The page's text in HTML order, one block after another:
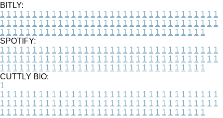
BITLY:
1 1 1 1 1 1 1 1 1 1 1 1 1 1 1 1 1 1 1 1 1 1 1 1 1 1 1 1 1 1 1 1 1 1
1 1 1 1 1 1 1 1 1 1 1 1 1 1 1 1 1 1 1 1 1 1 1 1 1 1 1 1 1 1 1 1 1 1
1 1 1 1 1 1 1 1 1 1 1 1 1 1 1 1 1 1 1 1 1 1 1 1 1 1 1 1 1 1 1 1
SPOTIFY:
1 1 1 1 1 1 1 1 1 1 1 1 1 1 1 1 1 1 1 1 1 1 1 1 1 1 1 1 1 1 1 1 1 1
1 1 1 1 1 1 1 1 1 1 1 1 1 1 1 1 1 1 1 1 1 1 1 1 1 1 1 1 1 1 1 1 1 1
1 1 1 1 1 1 1 1 1 1 1 1 1 1 1 1 1 1 1 1 1 1 1 1 1 1 1 1 1 1 1 1
CUTTLY BIO:
1
1 1 1 1 1 1 1 1 1 1 1 1 1 1 1 1 1 1 1 1 1 1 1 1 1 1 1 1 1 1 1 1 1 1
1 1 1 1 1 1 1 1 1 1 1 1 1 1 1 1 1 1 1 1 1 1 1 1 1 1 1 1 1 1 1 1 1 1
1 1 1 1 1 1 1 1 1 1 1 1 1 1 1 1 1 1 1 1 1 1 1 1 1 1 1 1 1 1 1 1